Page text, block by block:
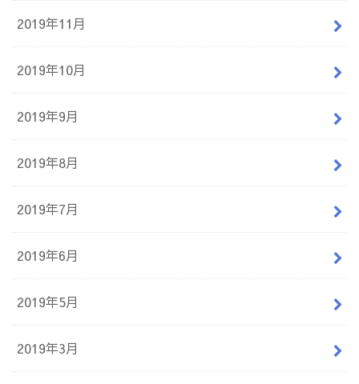
2019年11月
2019年10月
2019年9月
2019年8月
2019年7月
2019年6月
2019年5月
2019年3月